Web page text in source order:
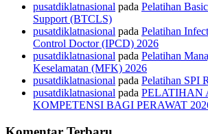
pusatdiklatnasional pada Pelatihan
Support (BTCLS)
pusatdiklatnasional pada Pelatihan
Control Doctor (IPCD) 2026
pusatdiklatnasional pada Pelatihan
Keselamatan (MFK) 2026
pusatdiklatnasional pada Pelatihan SPI
pusatdiklatnasional pada PELATIHAN
KOMPETENSI BAGI PERAWAT